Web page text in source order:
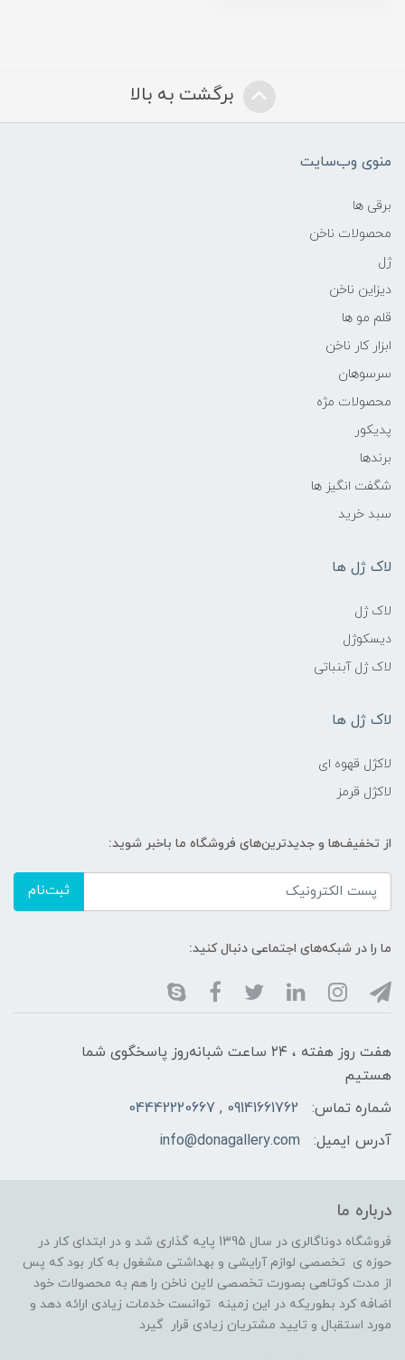
برگشت به بالا
منوی وب‌سایت
برقی ها
محصولات ناخن
ژل
دیزاین ناخن
قلم مو ها
ابزار کار ناخن
سرسوهان
محصولات مژه
پدیکور
برندها
شگفت انگیز ها
سبد خرید
لاک ژل ها
لاک ژل
دیسکوژل
لاک ژل آبنباتی
لاک ژل ها
لاکژل قهوه ای
لاکژل قرمز
از تخفیف‌ها و جدیدترین‌های فروشگاه ما باخبر شوید:
ثبت‌نام
ما را در شبکه‌های اجتماعی دنبال کنید:
هفت روز هفته ، ۲۴ ساعت شبانه‌روز پاسخگوی شما
هستیم
شماره تماس:
09141661762 , 04442220667
آدرس ایمیل:
info@donagallery.com
درباره ما
فروشگاه دوناگالری در سال 1395 پایه گذاری شد و در ابتدای کار در
حوزه ی تخصصی لوازم آرایشی و بهداشتی مشغول به کار بود که پس
از مدت کوتاهی بصورت تخصصی لاین ناخن را هم به محصولات خود
اضافه کرد بطوریکه در این زمینه توانست خدمات زیادی ارائه دهد و
مورد استقبال و تایید مشتریان زیادی قرار گیرد